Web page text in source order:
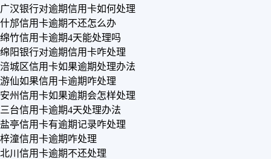
广汉银行对逾期信用卡如何处理
什邡信用卡逾期不还怎么办
绵竹信用卡逾期4天能处理吗
绵阳银行对逾期信用卡咋处理
涪城区信用卡如果逾期处理办法
游仙如果信用卡逾期咋处理
安州信用卡如果逾期会怎样处理
三台信用卡逾期4天处理办法
盐亭信用卡有逾期记录咋处理
梓潼信用卡逾期咋处理
北川信用卡逾期不还处理